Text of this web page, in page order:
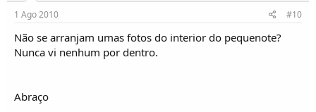
1 Ago 2010 #10
Não se arranjam umas fotos do interior do pequenote?
Nunca vi nenhum por dentro.
Abraço